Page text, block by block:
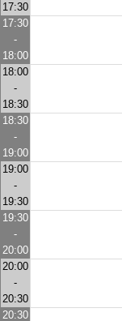
17:30
17:30
-
18:00
18:00
-
18:30
18:30
-
19:00
19:00
-
19:30
19:30
-
20:00
20:00
-
20:30
20:30